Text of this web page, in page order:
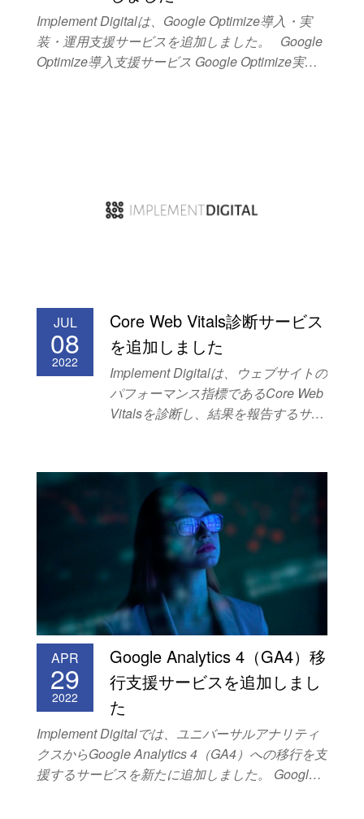
Implement Digitalは、Google Optimize導入・実
装・運用支援サービスを追加しました。 Google
Optimize導入支援サービス Google Optimize実装
る。 Google Optimizeを導入済みだが、詳しい担
当者が不在で、新規ウェブサイトやモバイルアプ
能だが、JavaScriptなどを使用した高度なテスト
の実装が出来ない。 Google Optimizeの使い方や
データの見方が分からない、もしくは適切かどう
か不安。 Google Optimizeを導入しているが十分
に活用できていない。 ぜひご検討ください。
JUL
08
2022
Core Web Vitals診断サービス
を追加しました
Implement Digitalは、ウェブサイトの
パフォーマンス指標であるCore Web
Vitalsを診断し、結果を報告するサー
なお悩みをお持ちの方は、本サービ
スのご利用をお勧めします。 ユーザ
ーエクスペリエンスの観点でウェブ
サイトのパフォーマンスを把握した
い。 検索ランキングが下がったため
パフォーマンスを把握・改善したい
が、リソースが不足している。 ペー
ジパフォーマンスの改善を実施した
が継続的に改善されているか不安。
ぜひご検討ください。
APR
29
2022
Google Analytics 4（GA4）移
行支援サービスを追加しまし
た
Implement Digitalでは、ユニバーサルアナリティ
クスからGoogle Analytics 4（GA4）への移行を支
援するサービスを新たに追加しました。 Google